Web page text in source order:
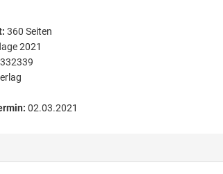
: 360 Seiten
2021
02.03.2021